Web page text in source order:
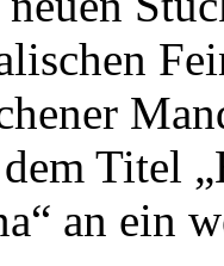
Titel
an ein